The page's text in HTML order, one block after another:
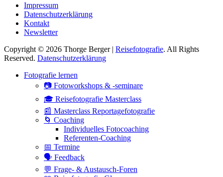
Impressum
Datenschutzerklärung
Kontakt
Newsletter
Copyright © 2026 Thorge Berger | Reisefotografie. All Rights
Reserved. Datenschutzerklärung
scrollenFotografie lernen
📷 Fotoworkshops & -seminare
🎓 Reisefotografie Masterclass
📰 Masterclass Reportagefotografie
🌀 Coaching
Individuelles Fotocoaching
Referenten-Coaching
📅 Termine
🗣 Feedback
💬 Frage- & Austausch-Foren